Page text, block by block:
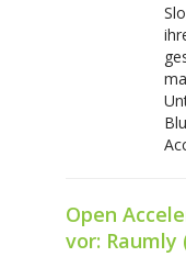
Open
vor: Raumly